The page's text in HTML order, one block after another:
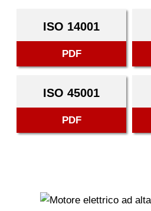
ISO 14001
PDF
ISO 45001
PDF